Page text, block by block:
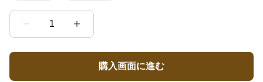
1
購入画面に進む